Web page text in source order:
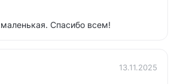
Спасибо всем!
13.11.2025